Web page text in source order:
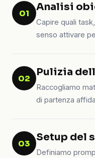
01 Analisi
Capire quali
senso attivare
02 Pulizia
Raccogliamo
di partenza
03 Setup del
Definiamo